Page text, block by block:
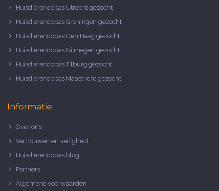
Huisdierenoppas Utrecht gezocht
Huisdierenoppas Groningen gezocht
Huisdierenoppas Den Haag gezocht
Huisdierenoppas Nijmegen gezocht
Huisdierenoppas Tilburg gezocht
Huisdierenoppas Maastricht gezocht
Informatie
Over ons
Vertrouwen en veiligheid
Huisdierenoppas blog
Partners
Algemene voorwaarden